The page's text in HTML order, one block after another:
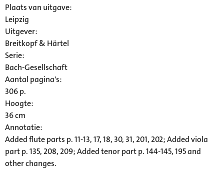
Plaats van uitgave:
Leipzig
Uitgever:
Breitkopf & Härtel
Serie:
Bach-Gesellschaft
Aantal pagina's:
306 p.
Hoogte:
36 cm
Annotatie:
Added flute parts p. 11-13, 17, 18, 30, 31, 201, 202; Added viola
part p. 135, 208, 209; Added tenor part p. 144-145, 195 and
other changes.